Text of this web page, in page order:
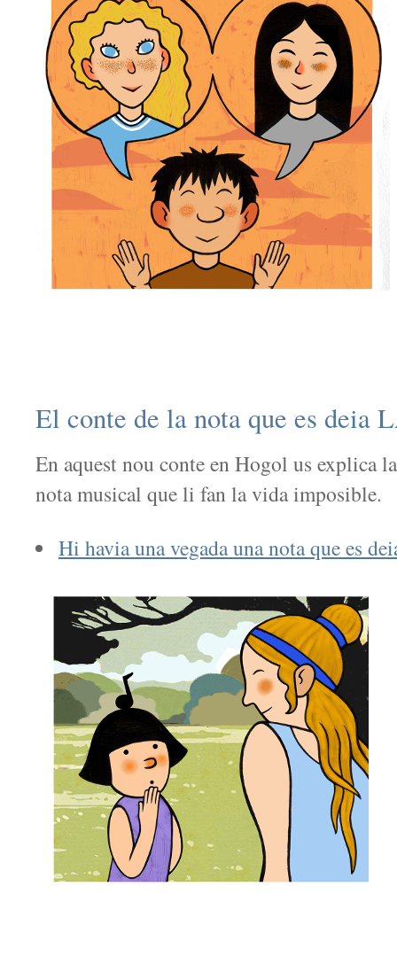
El conte de la nota que es deia
En aquest nou conte en Hogol us explica
nota musical que li fan la vida imposible.
Hi havia una vegada una nota que es